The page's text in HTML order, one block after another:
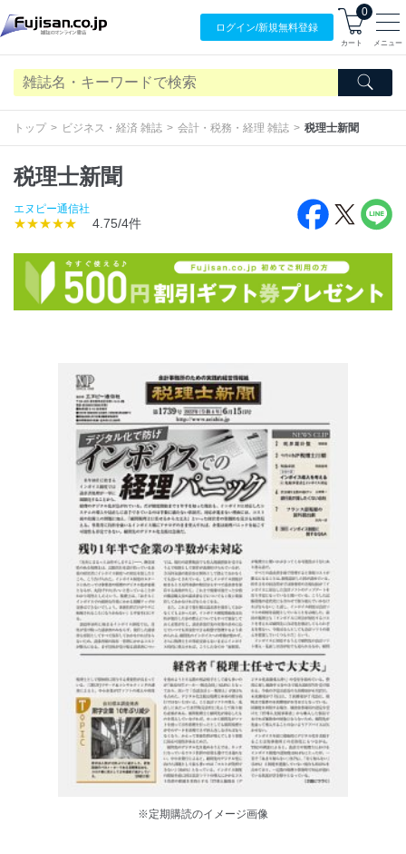
ログイン/新規無料登録
0
カート メニュー
トップ ビジネス・経済 雑誌 会計・税務・経理 雑誌 税理士新聞
税理士新聞
エヌピー通信社
★★★★★ 4.75/4件
※定期購読のイメージ画像